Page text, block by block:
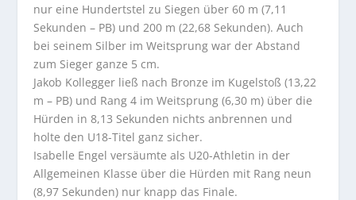
nur eine Hundertstel zu Siegen über 60 m (7,11
Sekunden – PB) und 200 m (22,68 Sekunden). Auch
bei seinem Silber im Weitsprung war der Abstand
zum Sieger ganze 5 cm.
Jakob Kollegger ließ nach Bronze im Kugelstoß (13,22
m – PB) und Rang 4 im Weitsprung (6,30 m) über die
Hürden in 8,13 Sekunden nichts anbrennen und
holte den U18-Titel ganz sicher.
Isabelle Engel versäumte als U20-Athletin in der
Allgemeinen Klasse über die Hürden mit Rang neun
(8,97 Sekunden) nur knapp das Finale.